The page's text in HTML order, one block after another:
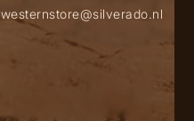
westernstore@silverado.nl